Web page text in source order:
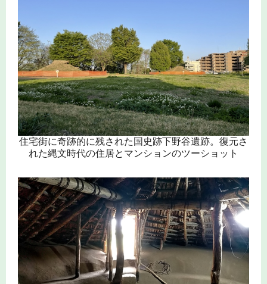
住宅街に奇跡的に残された国史跡下野谷遺跡。復元さ
れた縄文時代の住居とマンションのツーショット